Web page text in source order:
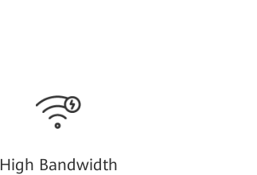
High Bandwidth